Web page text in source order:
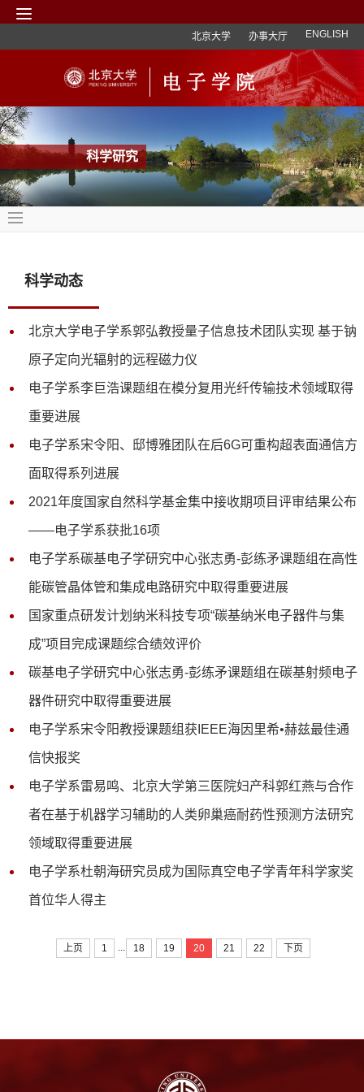
北京大学 办事大厅 ENGLISH
科学研究
科学动态
北京大学电子学系郭弘教授量子信息技术团队实现 基于钠
原子定向光辐射的远程磁力仪
电子学系李巨浩课题组在模分复用光纤传输技术领域取得
重要进展
电子学系宋令阳、邸博雅团队在后6G可重构超表面通信方
面取得系列进展
2021年度国家自然科学基金集中接收期项目评审结果公布
——电子学系获批16项
电子学系碳基电子学研究中心张志勇-彭练矛课题组在高性
能碳管晶体管和集成电路研究中取得重要进展
​国家重点研发计划纳米科技专项“碳基纳米电子器件与集
成”项目完成课题综合绩效评价
碳基电子学研究中心张志勇-彭练矛课题组在碳基射频电子
器件研究中取得重要进展
电子学系宋令阳教授课题组获IEEE海因里希•赫兹最佳通
信快报奖
电子学系雷易鸣、北京大学第三医院妇产科郭红燕与合作
者在基于机器学习辅助的人类卵巢癌耐药性预测方法研究
领域取得重要进展
电子学系杜朝海研究员成为国际真空电子学青年科学家奖
首位华人得主
上页 1 ... 18 19 20 21 22 下页